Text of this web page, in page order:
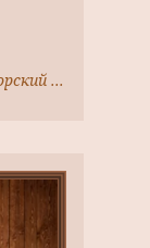
Московская область, Солнечногорский район, с. Стародальнее